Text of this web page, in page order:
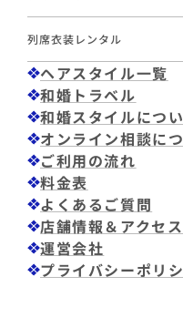
列席衣装レンタル
ヘアスタイル一覧
和婚トラベル
和婚スタイルにつ
オンライン相談に
ご利用の流れ
料金表
よくあるご質問
店舗情報＆アクセス
運営会社
プライバシーポリ